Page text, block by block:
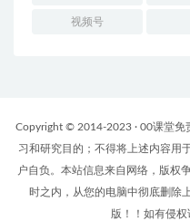
视频号
Copyright © 2014-2023 · 00课堂免
习和研究目的；不得将上述内容用
户自负。本站信息来自网络，版权
时之内，从您的电脑中彻底删除
版！！如有侵